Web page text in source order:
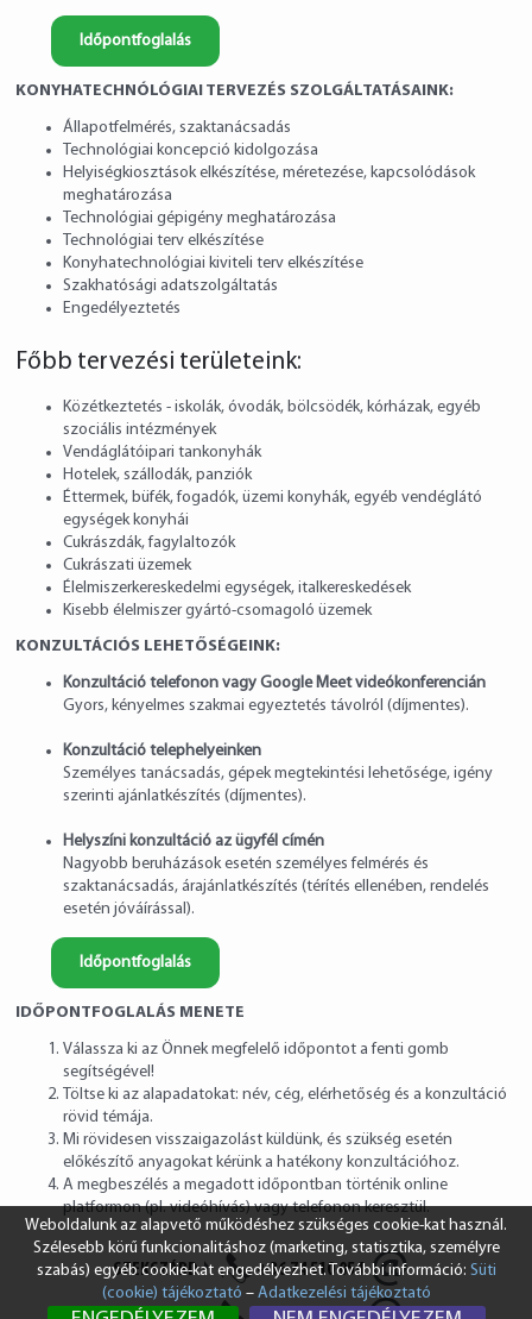
SZEKSZÁRD +36 74 510 054
Időpontfoglalás
KONYHATECHNÓLÓGIAI TERVEZÉS SZOLGÁLTATÁSAINK:
Állapotfelmérés, szaktanácsadás
Technológiai koncepció kidolgozása
Helyiségkiosztások elkészítése, méretezése,kapcsolódások
meghatározása
Technológiai gépigény meghatározása
Technológiai terv elkészítése
Konyhatechnológiai kiviteli terv elkészítése
Szakhatósági adatszolgáltatás
Engedélyeztetés
Főbb tervezési területeink:
Közétkeztetés - iskolák, óvodák, bölcsödék, kórházak, egyéb
szociális intézmények
Vendáglátóipari tankonyhák
Hotelek, szállodák, panziók
Éttermek, büfék, fogadók, üzemi konyhák, egyéb vendéglátó
egységek konyhái
Cukrászdák, fagylaltozók
Cukrászati üzemek
Élelmiszerkereskedelmi egységek, italkereskedések
Kisebb élelmiszer gyártó-csomagoló üzemek
KONZULTÁCIÓS LEHETŐSÉGEINK:
Konzultáció telefonon vagy Google Meet videókonferencián
Gyors, kényelmes szakmai egyeztetés távolról (díjmentes).
Konzultáció telephelyeinken
Személyes tanácsadás, gépek megtekintési lehetősége, igény
szerinti ajánlatkészítés (díjmentes).
Helyszíni konzultáció az ügyfél címén
Nagyobb beruházások esetén személyes felmérés és
szaktanácsadás, árajánlatkészítés (térítés ellenében, rendelés
esetén jóváírással).
Időpontfoglalás
IDŐPONTFOGLALÁS MENETE
Válassza ki az Önnek megfelelő időpontot a fenti gomb
segítségével!
Töltse ki az alapadatokat: név, cég, elérhetőség és a konzultáció
rövid témája.
Mi rövidesen visszaigazolást küldünk, és szükség esetén
előkészítő anyagokat kérünk a hatékony konzultációhoz.
A megbeszélés a megadott időpontban történik online
platformon (pl. videóhívás) vagy telefonon keresztül.
Weboldalunk az alapvető működéshez szükséges cookie-kat használ.
Szélesebb körű funkcionalitáshoz (marketing, statisztika, személyre
szabás) egyéb cookie-kat engedélyezhet. További információ: Süti
(cookie) tájékoztató – Adatkezelési tájékoztató